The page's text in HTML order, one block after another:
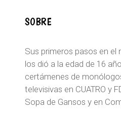
SOBRE
Sus primeros pasos en el
los dió a la edad de 16
certámenes de
televisivas en CUATRO y
Sopa de Gansos y en